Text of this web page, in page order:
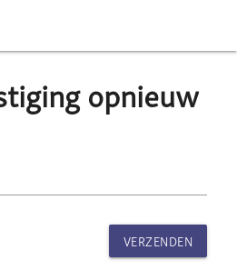
opnieuw
VERZENDEN